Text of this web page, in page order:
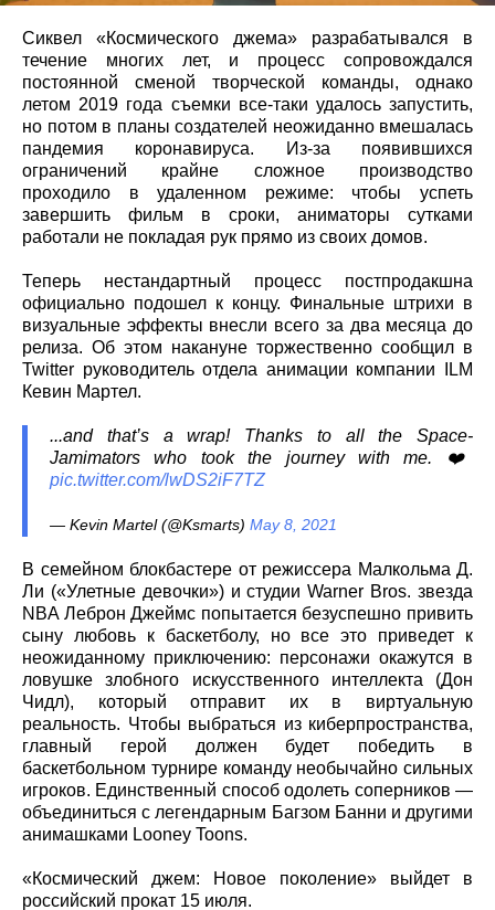
Сиквел «Космического джема» разрабатывался в
течение многих лет, и процесс сопровождался
постоянной сменой творческой команды, однако
летом 2019 года съемки все-таки удалось запустить,
но потом в планы создателей неожиданно вмешалась
пандемия коронавируса. Из-за появившихся
ограничений крайне сложное производство
проходило в удаленном режиме: чтобы успеть
завершить фильм в сроки, аниматоры сутками
работали не покладая рук прямо из своих домов.
Теперь нестандартный процесс постпродакшна
официально подошел к концу. Финальные штрихи в
визуальные эффекты внесли всего за два месяца до
релиза. Об этом накануне торжественно сообщил в
Twitter руководитель отдела анимации компании ILM
Кевин Мартел.
...and that’s a wrap! Thanks to all the Space-
Jamimators who took the journey with me. ❤️
pic.twitter.com/lwDS2iF7TZ
— Kevin Martel (@Ksmarts) May 8, 2021
В семейном блокбастере от режиссера Малкольма Д.
Ли («Улетные девочки») и студии Warner Bros. звезда
NBA Леброн Джеймс попытается безуспешно привить
сыну любовь к баскетболу, но все это приведет к
неожиданному приключению: персонажи окажутся в
ловушке злобного искусственного интеллекта (Дон
Чидл), который отправит их в виртуальную
реальность. Чтобы выбраться из киберпространства,
главный герой должен будет победить в
баскетбольном турнире команду необычайно сильных
игроков. Единственный способ одолеть соперников —
объединиться с легендарным Багзом Банни и другими
анимашками Looney Toons.
«Космический джем: Новое поколение» выйдет в
российский прокат 15 июля.